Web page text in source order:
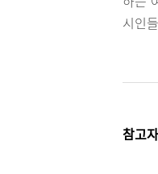
시인
참고